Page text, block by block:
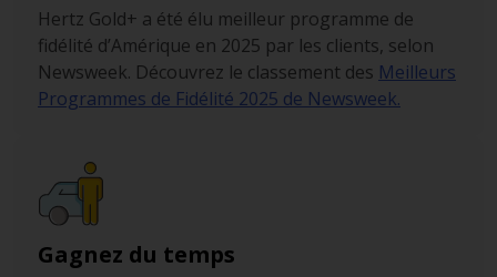
Hertz Gold+ a été élu meilleur programme de
fidélité d’Amérique en 2025 par les clients, selon
Newsweek. Découvrez le classement des Meilleurs
Programmes de Fidélité 2025 de Newsweek.
Gagnez du temps